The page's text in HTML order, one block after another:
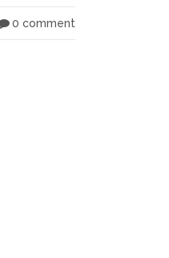
0 comment